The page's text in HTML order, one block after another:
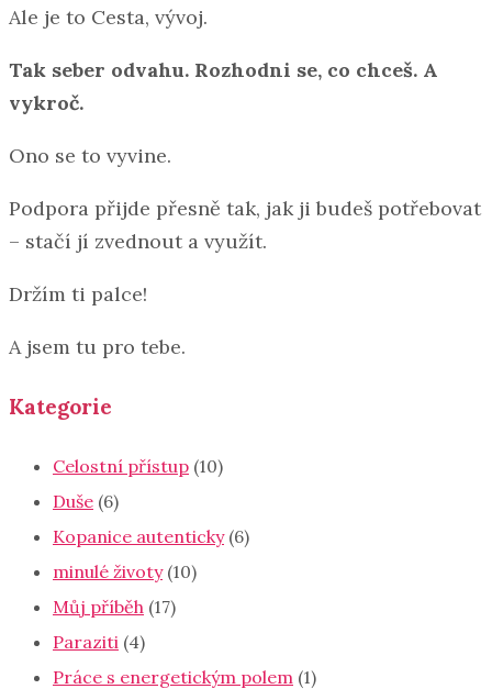
Ale je to Cesta, vývoj.
Tak seber odvahu. Rozhodni se, co chceš. A
vykroč.
Ono se to vyvine.
Podpora přijde přesně tak, jak ji budeš potřebovat
– stačí jí zvednout a využít.
Držím ti palce!
A jsem tu pro tebe.
Kategorie
Celostní přístup (10)
Duše (6)
Kopanice autenticky(6)
minulé životy(10)
Můj příběh (17)
Paraziti (4)
Práce s energetickým polem (1)